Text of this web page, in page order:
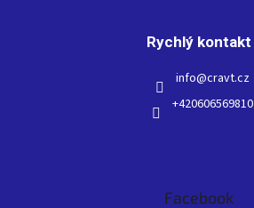
Rychlý kontakt
info@cravt.cz
+420606569810
Facebook